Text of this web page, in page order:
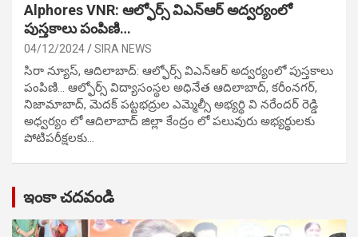
Alphores VNR: ఆల్ఫోర్స్ విఎన్ఆర్ అద్వర్యంలో
పుస్తకాలు పంపిణి…
04/12/2024 SIRA NEWS
సిరా న్యూస్, ఆదిలాబాద్: ఆల్ఫోర్స్ విఎన్ఆర్ అద్వర్యంలో పుస్తకాలు
పంపిణి… ఆల్ఫోర్స్ విద్యాసంస్థల అధినేత ఆదిలాబాద్, కరీంనగర్,
నిజామాబాద్, మెదక్ పట్టభద్రుల ఎమ్మెల్సీ అభ్యర్థి వి నరేందర్ రెడ్డి
అధ్వర్యం లో ఆదిలాబాద్ జిల్లా కేంద్రం లో పలువురు అభ్యర్థులకు
పోటిప‌రీక్ష‌ల‌కు…
ఇంకా చదవండి